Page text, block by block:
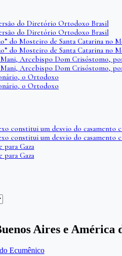
do Diretório Ortodoxo Brasil
do Diretório Ortodoxo Brasil
do Mosteiro de Santa Catarina no
do Mosteiro de Santa Catarina no
Arcebispo Dom Crisóstomo,
Arcebispo Dom Crisóstomo,
o Ortodoxo
o Ortodoxo
constitui um desvio do casamento
constitui um desvio do casamento
para Gaza
para Gaza
Aires e América
Ecumênico